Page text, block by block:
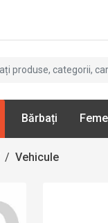
Bărbați
/ Vehicule